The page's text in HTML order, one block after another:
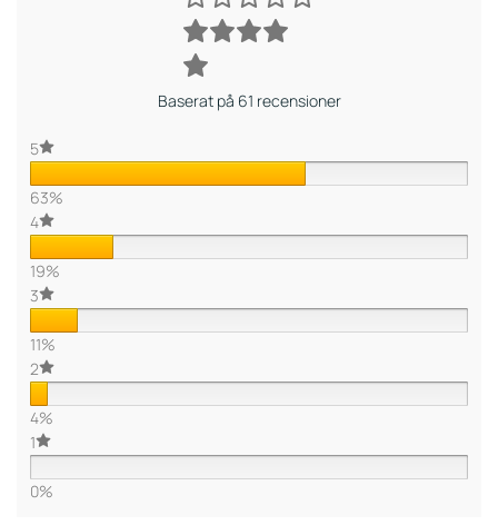
Baserat på 61 recensioner
5
63%
4
19%
3
11%
2
4%
1
0%